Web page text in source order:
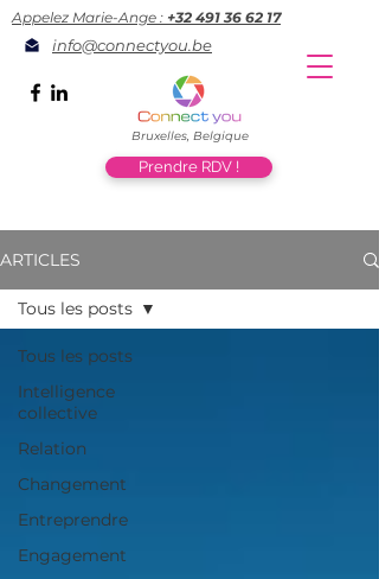
Bruxelles, Belgique
Appelez Marie-Ange : +32 491 36 62 17
info@connectyou.be
Prendre RDV !
ARTICLES
Tous les posts
Intelligence
collective
Relation
Changement
Entreprendre
Engagement
Tous les posts